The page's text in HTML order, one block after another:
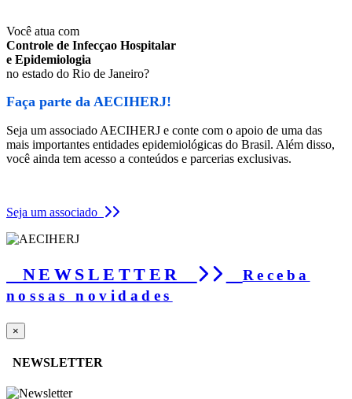
Você atua com
Controle de Infecçao Hospitalar
e Epidemiologia
no estado do Rio de Janeiro?
Faça parte da AECIHERJ!
Seja um associado AECIHERJ e conte com o apoio de uma das
mais importantes entidades epidemiológicas do Brasil. Além disso,
você ainda tem acesso a conteúdos e parcerias exclusivas.
Seja um associado
NEWSLETTER
Receba
nossas novidades
×
NEWSLETTER